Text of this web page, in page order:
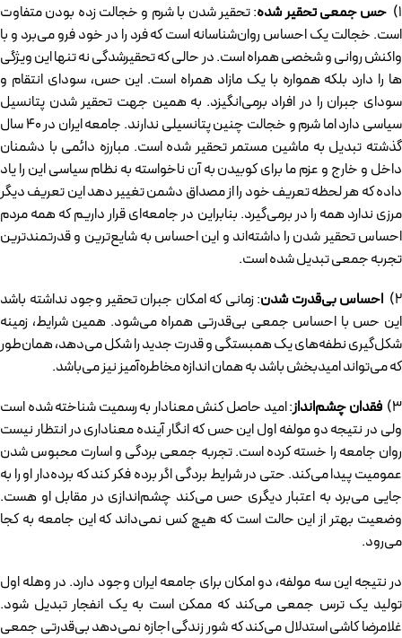
۱) حس جمعی تحقیر شده: تحقیر شدن با شرم و خجالت زده بودن متفاوت
است. خجالت یک احساس روان‌شناسانه است که فرد را در خود فرو می‌­برد و با
واکنش روانی و شخصی همراه است. در حالی که تحقیرشدگی نه تنها این ویژگی­‌
ها را دارد بلکه همواره با یک مازاد همراه است. این حس، سودای انتقام و
سودای جبران را در افراد برمی‌انگیزد. به همین جهت تحقیر شدن پتانسیل
سیاسی دارد اما شرم و خجالت چنین پتانسیلی ندارند. جامعه ایران در ۴۰ سال
گذشته تبدیل به ماشین مستمر تحقیر شده است. مبارزه دائمی با دشمنان
داخل و خارج و عزم ما برای کوبیدن به آن ناخواسته به نظام سیاسی این را یاد
داده که هر لحظه تعریف خود را از مصداق دشمن تغییر دهد این تعریف دیگر
مرزی ندارد همه را در برمی‌گیرد. بنابراین در جامعه‌­ای قرار داریم که همه مردم
احساس تحقیر شدن را داشته‌اند و این احساس به شایع‌­ترین و قدرتمندترین
تجربه جمعی تبدیل شده است.
۲) احساس بی­‌قدرت شدن: زمانی که امکان جبران تحقیر وجود نداشته باشد
این حس با احساس جمعی بی‌قدرتی همراه می­‌شود. همین شرایط، زمینه
شکل­‌گیری نطفه‌­های یک همبستگی و قدرت جدید را شکل می‌دهد، همان‌طور
که می‌­تواند امیدبخش باشد به همان اندازه مخاطره‌­آمیز نیز می‌­باشد.
۳) فقدان چشم‌انداز: امید حاصل کنش معنادار به رسمیت شناخته شده است
ولی در نتیجه دو مولفه اول این حس که انگار آینده معناداری در انتظار نیست
روان جامعه را خسته کرده است. تجربه جمعی بردگی و اسارت محبوس شدن
عمومیت پیدا می‌کند. حتی در شرایط بردگی اگر برده فکر کند که برده­‌دار او را به
جایی می­‌برد به اعتبار دیگری حس می­‌کند چشم‌اندازی در مقابل او هست.
وضعیت بهتر از این حالت است که هیچ کس نمی‌داند که این جامعه به کجا
می‌­رود.
در نتیجه این سه مولفه، دو امکان برای جامعه ایران وجود دارد. در وهله اول
تولید یک ترس جمعی می‌کند که ممکن است به یک انفجار تبدیل شود.
غلامرضا کاشی استدلال می‌کند که شور زندگی اجازه نمی‌دهد بی‌قدرتی جمعی